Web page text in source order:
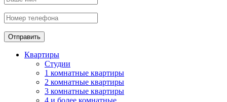
Отправить
Квартиры
Студии
1 комнатные квартиры
2 комнатные квартиры
3 комнатные квартиры